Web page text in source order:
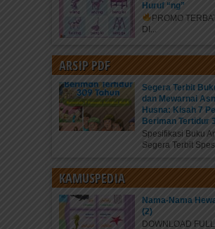
Huruf “ng”
PROMO
DI...
ARSIP PDF
Segera Terbit
dan Mewarnai
Husna: Kisah 7
Beriman Tertidur
Spesifikasi Buku
Segera Terbit
KAMUSPEDIA
Nama-Nama
(2)
DOWNLOAD